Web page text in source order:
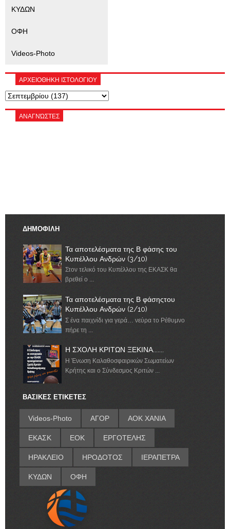
ΚΥΔΩΝ
ΟΦΗ
Videos-Photo
ΑΡΧΕΙΟΘΗΚΗ ΙΣΤΟΛΟΓΙΟΥ
ΑΝΑΓΝΏΣΤΕΣ
ΔΗΜΟΦΙΛΗ
Τα αποτελέσματα της Β φάσης του
Κυπέλλου Ανδρών (3/10)
Στον τελικό του Κυπέλλου της ΕΚΑΣΚ θα
βρεθεί ο ...
Τα αποτελέσματα της Β φάσηςτου
Κυπέλλου Ανδρών (2/10)
Σ ένα παιχνίδι για γερά… νεύρα το Ρέθυμνο
πήρε τη ...
Η ΣΧΟΛΗ ΚΡΙΤΩΝ ΞΕΚΙΝΑ.......
Η Ένωση Καλαθοσφαιρικών Σωματείων
Κρήτης και ο Σύνδεσμος Κριτών ...
ΒΑΣΙΚΕΣ ΕΤΙΚΕΤΕΣ
Videos-Photo ΑΓΟΡ ΑΟΚ ΧΑΝΙΑ
ΕΚΑΣΚ ΕΟΚ ΕΡΓΟΤΕΛΗΣ
ΗΡΑΚΛΕΙΟ ΗΡΟΔΟΤΟΣ ΙΕΡΑΠΕΤΡΑ
ΚΥΔΩΝ ΟΦΗ